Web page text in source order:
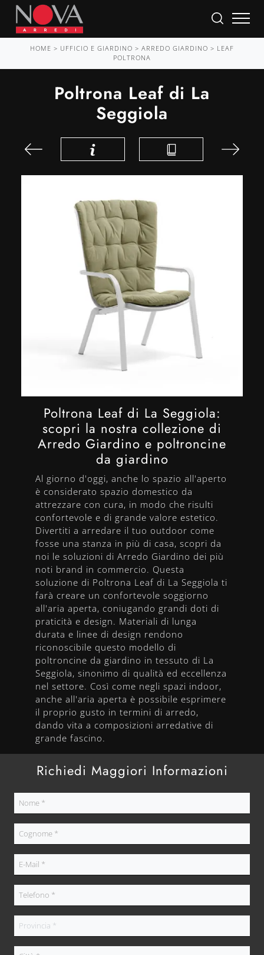
HOME > UFFICIO E GIARDINO > ARREDO GIARDINO > LEAF
POLTRONA
Poltrona Leaf di La
Seggiola
Poltrona Leaf di La Seggiola:
scopri la nostra collezione di
Arredo Giardino e poltroncine
da giardino
Al giorno d'oggi, anche lo spazio all'aperto
è considerato spazio domestico da
attrezzare con cura, in modo che risulti
confortevole e di grande valore estetico.
Divertiti a arredare il tuo outdoor come
fosse una stanza in più di casa, scopri da
noi le soluzioni di Arredo Giardino dei più
noti brand in commercio. Questa
soluzione di Poltrona Leaf di La Seggiola ti
farà creare un confortevole soggiorno
all'aria aperta, coniugando grandi doti di
praticità e design. Materiali di lunga
durata e linee di design rendono
riconoscibile questo modello di
poltroncine da giardino in tessuto di La
Seggiola, sinonimo di qualità ed eccellenza
nel settore. Così come negli spazi indoor,
anche all'aria aperta è possibile esprimere
il proprio gusto in termini di arredo,
dando vita a composizioni arredative di
grande fascino.
Richiedi Maggiori Informazioni